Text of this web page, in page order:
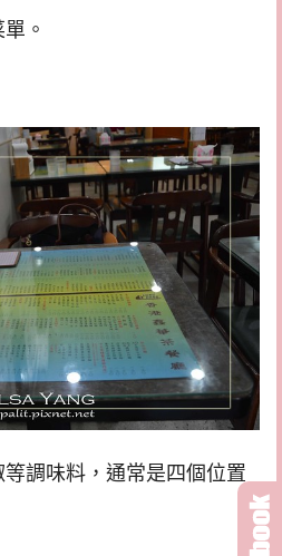
。
調味料，通常是四個位置